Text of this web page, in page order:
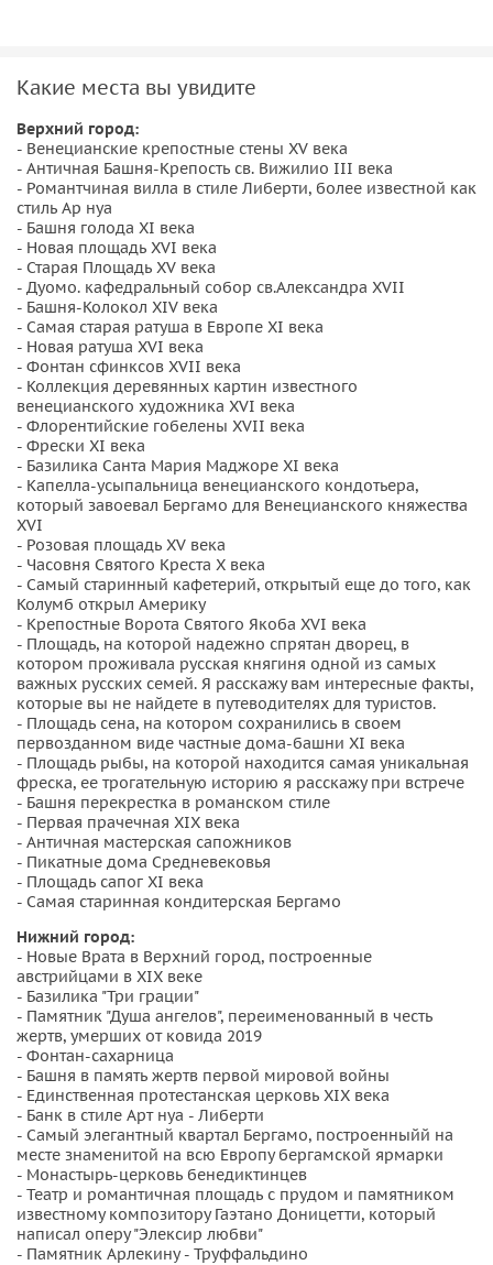
Бергамо это жемчужина Средневековья.
Здесь по сей день находятся в первозданном виде
старинные замки, виллы, крепости, площади и церкви в
самых разных стилях архитектуры, начиная от романского
и заканчивая эпохой Возрождения, Барокко и Либерти.
Старый город полностью обнесен крепостными стенами,
построенными Венецианским княжеством в XV веке, под
господством которого Бергамо находился на протяжении
более трех веков.
Что вас ждет на экскурсии по Бергамо:
— Мы вместе отыщем самую старую улицу, полюбуемся
античными фресками, которыми разрисованы здания
Верхнего города
— Познакомимся с останками настоящего римского
города и увидим первую христианскую церковь.
— Найдем самое античное здание Верхнего города,
спрятанное от неискушенных глаз, на людной
площади.
— Полюбуемся на уникальную коллекцию "деревянных"
картин венецианского художника-мятежника,
подаренных им городу в благодарность за радушие.
— Я расскажу вам трогательную историю постройки
главной Базиликигорода, а также историю святого
защитника, которого очень почитают местные жители.
— Вы узнаете какое важное историческое сокровище
было найдено при реставрации главного
Кафедрального
собора.
— На одной из неприметных улочек отыщем церковь,
которую в народе прозвали
поведаю вам историю этой церкви и ее прихожан.
— Также я покажу вам
гладиаторские бои ичасовню Святого креста
датированную IX веком.
— Мы обязательно посетим самый
старинный кафетерий
Бергамо, который был открыт еще до того, как была
открыта Америка.
— Также я открою вам секрет, где был создан такой
любимый всеми сорт мороженого как Страчателла.
— Затем мы прогуляемся вдоль средневековых
венецианских крепостных стен, полюбуемся на самые
красивые въездные ворота в Верхний город, а именно
ворота святого Якобаи спустимся вНижний город.
— Я покажу вам самые старинные кварталы, античные
Какие места вы увидите
Верхний город:
- Венецианские крепостные стены XV века
- Античная Башня-Крепость св. Вижилио III века
- Романтчиная вилла в стиле Либерти, более известной как
стиль Ар нуа
- Башня голода XI века
- Новая площадь XVI века
- Старая Площадь XV века
- Дуомо. кафедральный собор св.Александра XVII
- Башня-Колокол XIV века
- Самая старая ратуша в Европе XI века
- Новая ратуша XVI века
- Фонтан сфинксов XVII века
- Коллекция деревянных картин известного
венецианского художника XVI века
- Флорентийские гобелены XVII века
- Фрески XI века
- Базилика Санта Мария Маджоре XI века
- Капелла-усыпальница венецианского кондотьера,
который завоевал Бергамо для Венецианского княжества
XVI
- Розовая площадь XV века
- Часовня Святого Креста X века
- Самый старинный кафетерий, открытый еще до того, как
Колумб открыл Америку
- Крепостные Ворота Святого Якоба XVI века
- Площадь, на которой надежно спрятан дворец, в
котором проживала русская княгиня одной из самых
важных русских семей. Я расскажу вам интересные факты,
которые вы не найдете в путеводителях для туристов.
- Площадь сена, на котором сохранились в своем
первозданном виде частные дома-башни XI века
- Площадь рыбы, на которой находится самая уникальная
фреска, ее трогательную историю я расскажу при встрече
- Башня перекрестка в романском стиле
- Первая прачечная XIX века
- Античная мастерская сапожников
- Пикатные дома Средневековья
- Площадь сапог XI века
- Самая старинная кондитерская Бергамо
Нижний город:
- Новые Врата в Верхний город, построенные
австрийцами в XIX веке
- Базилика "Три грации"
- Памятник "Душа ангелов", переименованный в честь
жертв, умерших от ковида 2019
- Фонтан-сахарница
- Башня в память жертв первой мировой войны
- Единственная протестанская церковь XIX века
- Банк в стиле Арт нуа - Либерти
- Самый элегантный квартал Бергамо, построенныйй на
месте знаменитой на всю Европу бергамской ярмарки
- Монастырь-церковь бенедиктинцев
- Театр и романтичная площадь с прудом и памятником
известному композитору Гаэтано Доницетти, который
написал оперу "Элексир любви"
- Памятник Арлекину - Труффальдино